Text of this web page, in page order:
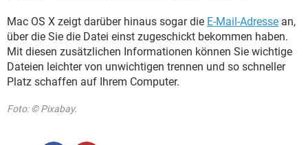
Mac OS X zeigt darüber hinaus sogar die E-Mail-Adresse an,
über die Sie die Datei einst zugeschickt bekommen haben.
Mit diesen zusätzlichen Informationen können Sie wichtige
Dateien leichter von unwichtigen trennen und so schneller
Platz schaffen auf Ihrem Computer.
Foto: © Pixabay.